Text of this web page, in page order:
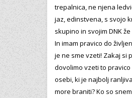
trepalnica, ne njena
jaz, edinstvena, s svojo
skupino in svojim DNK
In imam pravico do
je ne sme vzeti! Zakaj si
dovolimo vzeti to pravico
osebi, ki je najbolj
more braniti? Ko so